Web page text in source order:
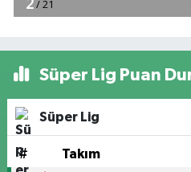
Süper Lig Puan
Süper Lig
# Takım